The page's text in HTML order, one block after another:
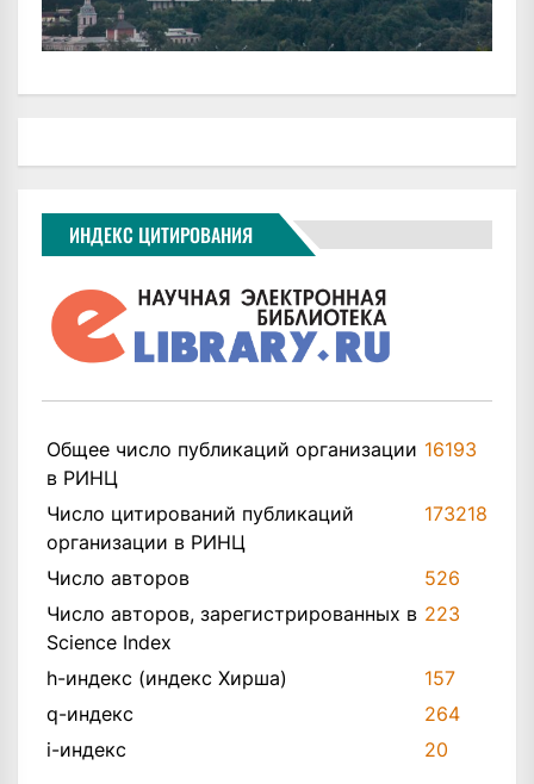
ИНДЕКС ЦИТИРОВАНИЯ
Общее число публикаций организации
в РИНЦ
16193
Число цитирований публикаций
организации в РИНЦ
173218
Число авторов
526
Число авторов, зарегистрированных в
Science Index
223
h-индекс (индекс Хирша)
157
q-индекс
264
i-индекс
20